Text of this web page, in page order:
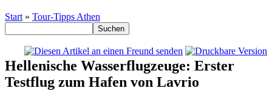
Start » Tour-Tipps Athen
Hellenische Wasserflugzeuge: Erster
Testflug zum Hafen von Lavrio